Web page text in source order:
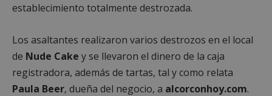
establecimiento totalmente destrozada.
Los asaltantes realizaron varios destrozos en el local
de Nude Cake y se llevaron el dinero de la caja
registradora, además de tartas, tal y como relata
Paula Beer, dueña del negocio, a alcorconhoy.com.